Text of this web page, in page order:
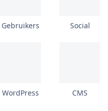
Gebruikers Social
WordPress CMS